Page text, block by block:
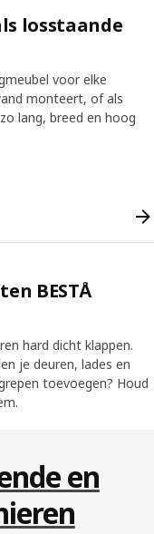
losstaande
voor elke
monteert, of als
lang, breed en hoog
BESTÅ
hard dicht klappen.
je deuren, lades en
toevoegen? Houd
en